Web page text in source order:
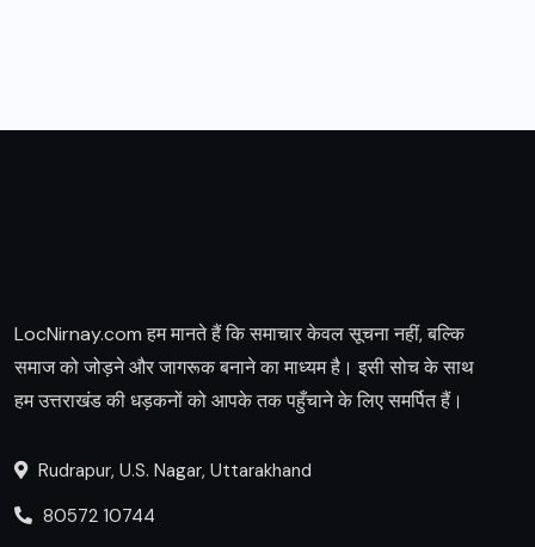
LocNirnay.com हम मानते हैं कि समाचार केवल सूचना नहीं, बल्कि
समाज को जोड़ने और जागरूक बनाने का माध्यम है। इसी सोच के साथ
हम उत्तराखंड की धड़कनों को आपके तक पहुँचाने के लिए समर्पित हैं।
Rudrapur, U.S. Nagar, Uttarakhand
80572 10744